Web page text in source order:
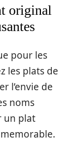
original
pour les
les plats de
l’envie de
noms
un plat